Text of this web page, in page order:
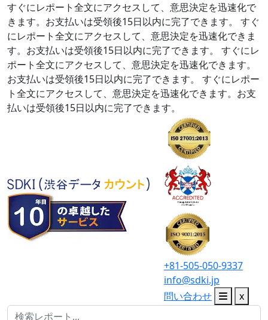
すぐにレポート全文にアクセスして、意思決定を迅速化で
きます。お支払いは受領後15日以内に完了できます。
すぐ
にレポート全文にアクセスして、意思決定を迅速化できま
す。お支払いは受領後15日以内に完了できます。
すぐにレ
ポート全文にアクセスして、意思決定を迅速化できます。
お支払いは受領後15日以内に完了できます。
すぐにレポー
ト全文にアクセスして、意思決定を迅速化できます。お支
払いは受領後15日以内に完了できます。
+81-505-050-9337
info@sdki.jp
問い合わせ
x